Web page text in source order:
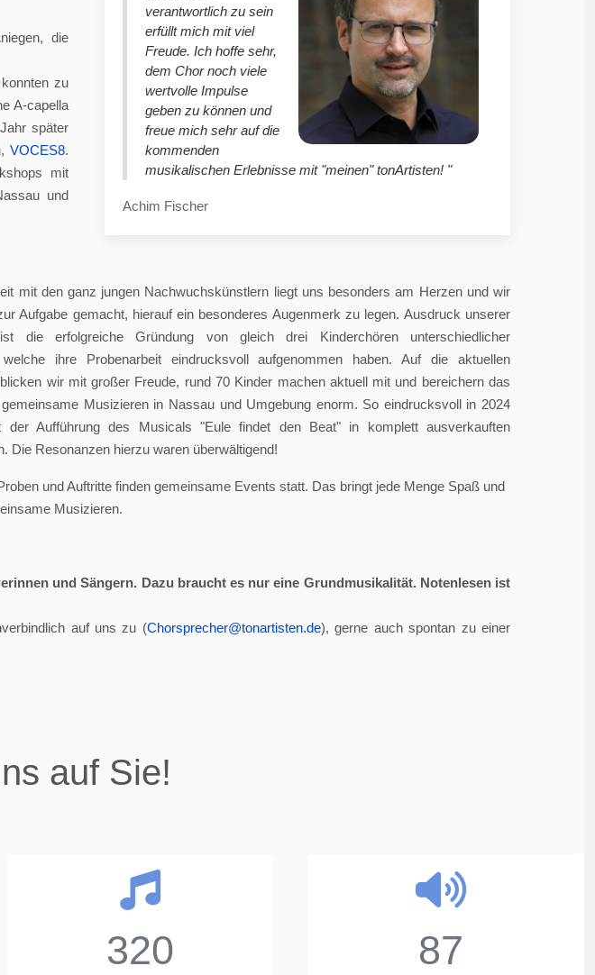
verantwortlich zu sein
erfüllt mich mit viel
Freude. Ich hoffe sehr,
dem Chor noch viele
wertvolle Impulse
geben zu können und
freue mich sehr auf die
kommenden
musikalischen Erlebnisse mit "meinen" tonArtisten! "
Achim Fischer
die
zu
A-capella
später
VOCES8.
mit
und
mit den ganz jungen Nachwuchskünstlern liegt uns besonders am Herzen und wir
Aufgabe gemacht, hierauf ein besonderes Augenmerk zu legen. Ausdruck unserer
die erfolgreiche Gründung von gleich drei Kinderchören unterschiedlicher
ihre Probenarbeit eindrucksvoll aufgenommen haben. Auf die aktuellen
wir mit großer Freude, rund 70 Kinder machen aktuell mit und bereichern das
Musizieren in Nassau und Umgebung enorm. So eindrucksvoll in 2024
der Aufführung des Musicals "Eule findet den Beat" in komplett ausverkauften
Die Resonanzen hierzu waren überwältigend!
und Auftritte finden gemeinsame Events statt. Das bringt jede Menge Spaß und
Musizieren.
und Sängern. Dazu braucht es nur eine Grundmusikalität. Notenlesen ist
auf uns zu (Chorsprecher@tonartisten.de), gerne auch spontan zu einer
auf Sie!
320 87